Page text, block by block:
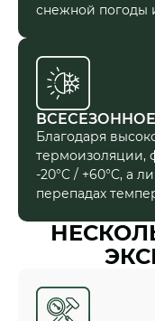
снежной погоды
Благодаря
термоизоляции,
-20°C / +60°C, а
перепадах